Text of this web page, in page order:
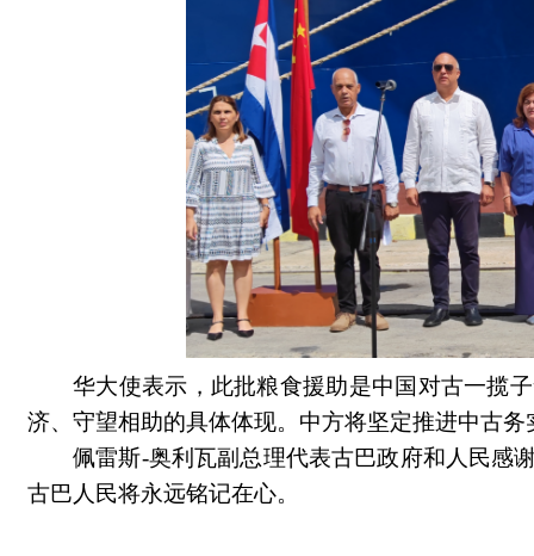
华大使表示，此批粮食援助是中国对古一揽
济、守望相助的具体体现。中方将坚定推进中古
佩雷斯-奥利瓦副总理代表古巴政府和人民感
古巴人民将永远铭记在心。